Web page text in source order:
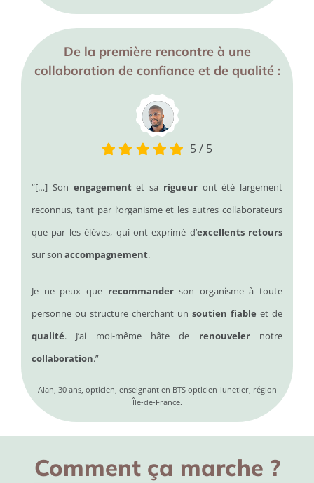
De la première rencontre à une
collaboration de confiance et de qualité :
5/ 5
“[…] Son engagementet sa rigueuront été largement
reconnus, tant par l’organisme et les autres collaborateurs
que par les élèves, qui ont exprimé d’excellents retours
sur son accompagnement.
Je ne peux que recommanderson organisme à toute
personne ou structure cherchant un soutien fiable et de
qualité. J’ai moi-même hâte de renouvelernotre
collaboration.”
Alan, 30 ans, opticien, enseignant en BTS opticien-lunetier, région
Île-de-France.
Comment ça marche ?